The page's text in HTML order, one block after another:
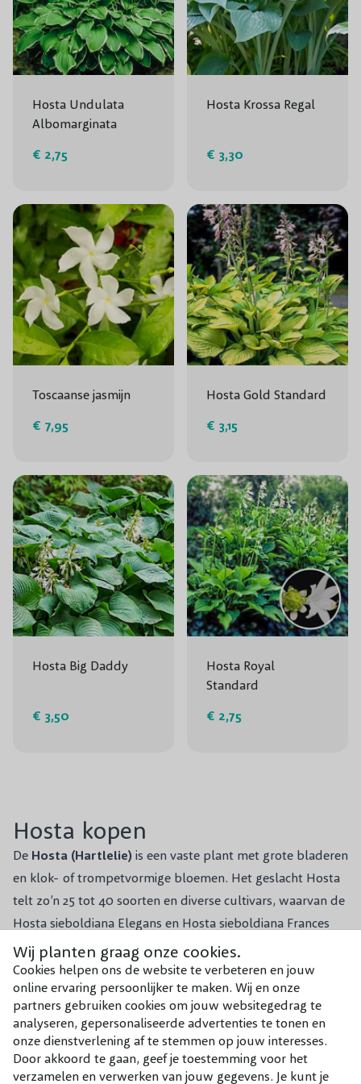
Wij planten graag onze cookies.
Cookies helpen ons de website te verbeteren en jouw
online ervaring persoonlijker te maken. Wij en onze
partners gebruiken cookies om jouw websitegedrag te
analyseren, gepersonaliseerde advertenties te tonen en
onze dienstverlening af te stemmen op jouw interesses.
Door akkoord te gaan, geef je toestemming voor het
verzamelen en verwerken van jouw gegevens. Je kunt je
Hosta Undulata
Albomarginata
€ 2,75
Hosta Krossa Regal
€ 3,30
Toscaanse jasmijn
€ 7,95
Hosta Gold Standard
€ 3,15
Hosta Big Daddy
€ 3,50
Hosta Royal
Standard
€ 2,75
Hosta kopen
De Hosta (Hartlelie) is een vaste plant met grote bladeren
en klok- of trompetvormige bloemen. Het geslacht Hosta
telt zo’n 25 tot 40 soorten en diverse cultivars, waarvan de
Hosta sieboldiana Elegans en Hosta sieboldiana Frances
Williams de bekendste zijn. De bladeren zijn afhankelijk van
de soort hartvormig tot smal, donkergroen, blauwgroen of
geelgroen en hebben afgetekende nerven. Ook de
bloemen zijn er in verschillende kleuren. Hosta’s met
geurende bloemen zijn verkrijgbaar in het wit, lila of paars
en trekken veel dieren in de tuin aan. De populaire
tuinplanten hebben niet alleen een fraai uiterlijk, maar zijn
Lees meer